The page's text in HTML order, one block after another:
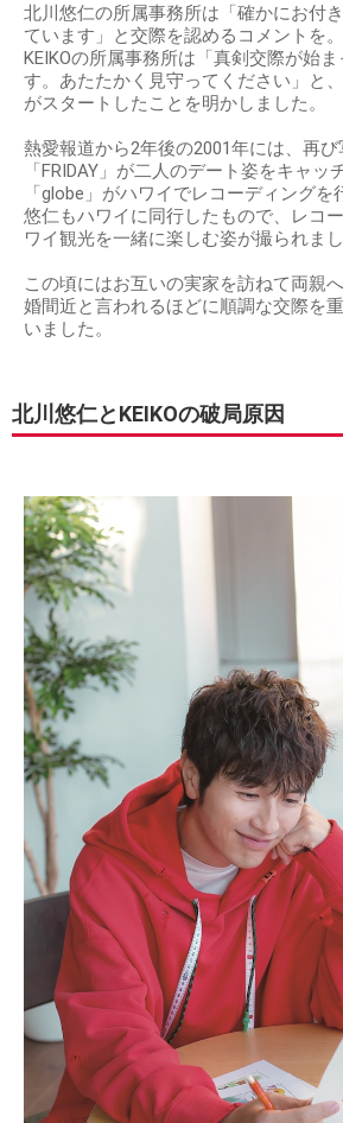
北川悠仁の所属事務所は「確かにお付
ています」と交際を認めるコメントを。
KEIKOの所属事務所は「真剣交際が始
す。あたたかく見守ってください」と
がスタートしたことを明かしました。
熱愛報道から2年後の2001年には、再
「FRIDAY」が二人のデート姿をキャッ
「globe」がハワイでレコーディングを
悠仁もハワイに同行したもので、レコ
ワイ観光を一緒に楽しむ姿が撮られまし
この頃にはお互いの実家を訪ねて両親
婚間近と言われるほどに順調な交際を
いました。
北川悠仁とKEIKOの破局原因